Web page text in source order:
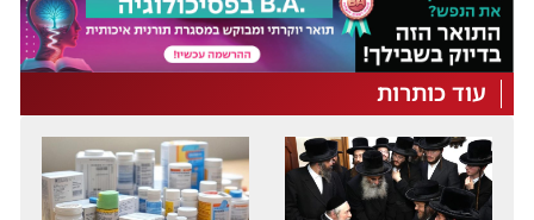
עוד כותרות